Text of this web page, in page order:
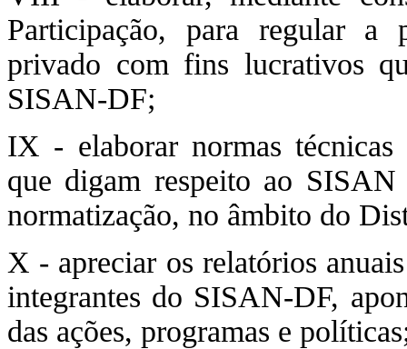
Participação, para regular a
privado com fins lucrativos
SISAN-DF;
IX - elaborar normas técnicas
que digam respeito ao
normatização, no âmbito do
X - apreciar os relatórios
integrantes do SISAN-DF,
das ações, programas e